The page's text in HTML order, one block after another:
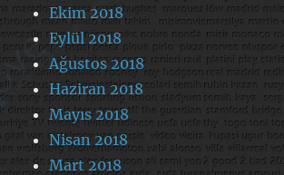
Ekim 2018
Eylül 2018
Ağustos 2018
Haziran 2018
Mayıs 2018
Nisan 2018
Mart 2018